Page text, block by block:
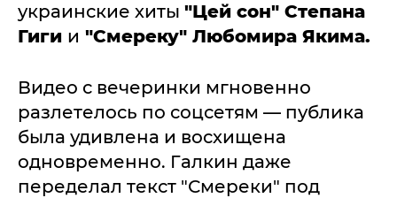
украинские хиты "Цей сон" Степана
Гиги и "Смереку" Любомира Якима.
Видео с вечеринки мгновенно
разлетелось по соцсетям — публика
была удивлена и восхищена
одновременно. Галкин даже
переделал текст "Смереки" под